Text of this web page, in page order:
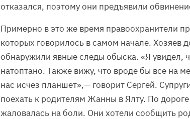
отказался, поэтому они предъявили
Примерно в это же время правоохранители
которых говорилось в самом начале. Хозяев
обнаружили явные следы обыска. «Я увидел,
натоптано. Также вижу, что вроде бы все на
нас исчез планшет»,— говорит Сергей.
поехать к родителям Жанны в Ялту. По
жаловалась на боли. Они хотели сообщить